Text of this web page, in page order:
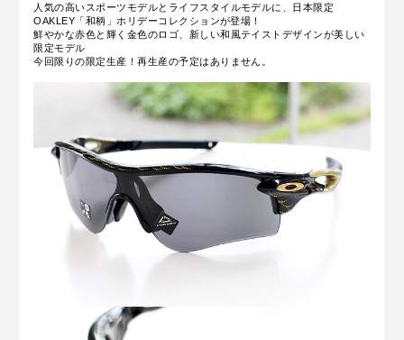
人気の高いスポーツモデルとライフスタイルモデルに、日本限定
OAKLEY「和柄」ホリデーコレクションが登場！
鮮やかな赤色と輝く金色のロゴ、新しい和風テイストデザインが美しい
限定モデル
今回限りの限定生産！再生産の予定はありません。